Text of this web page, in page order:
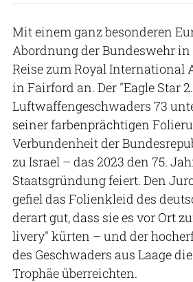
Mit einem ganz besonderen
Abordnung der Bundeswehr
Reise zum Royal International
in Fairford an. Der "Eagle Star
Luftwaffengeschwaders 73
seiner farbenprächtigen
Verbundenheit der
zu Israel – das 2023 den 75.
Staatsgründung feiert. Den
gefiel das Folienkleid des
derart gut, dass sie es vor Ort
livery" kürten – und der
des Geschwaders aus Laage
Trophäe überreichten.